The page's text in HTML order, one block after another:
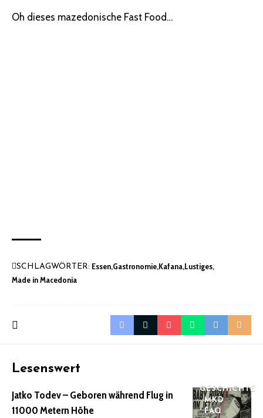
Oh dieses mazedonische Fast Food…
SCHLAGWÖRTER: Essen Gastronomie Kafana Lustiges
Made in Macedonia
Lesenswert
GESCHICHTE
MKD
FAQ
Jatko Todev – Geboren während Flug in
11000 Metern Höhe